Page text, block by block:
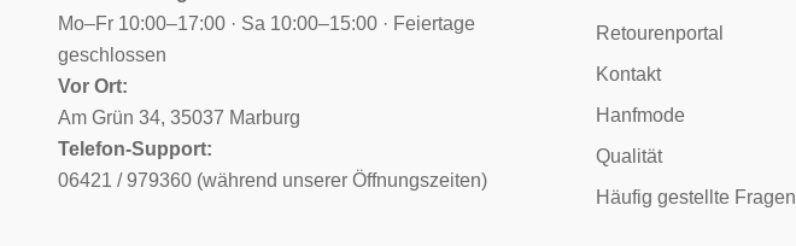
Mo–Fr 10:00–17:00 · Sa 10:00–15:00 · Feiertage
geschlossen
Vor Ort:
Am Grün 34, 35037 Marburg
Telefon-Support:
06421 / 979360 (während unserer Öffnungszeiten)
Retourenportal
Kontakt
Hanfmode
Qualität
Häufig gestellte Fragen